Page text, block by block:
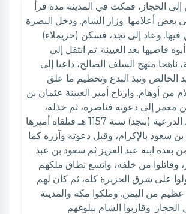
إلى الحجاز، فمكث في المدينة مدة قرأ
بعض أعلامها. وزار الشام. ودخل البصرة
فيها. وعاد إلى نجد، فسكن (حريملاء)
قاضيها بعد العيينة. ثم انتقل إلى
ناهجا منهج السلف الصالح، داعيا إلى
الخالص ونبذ البدع وتحطيم ما علق
من أوهام. وارتاح أمير العيينة عثمان بن
معمر إلى دعوته فناصره، ثم خذله،
فقصد الدرعية (بنجد) سنة 1157 هـ فتلقاه أميرها
سعود بالإكرام، وقبل دعوته وآزره كما
بعده ابنه عبد العزيز ثم سعود بن عبد
وقاتلوا من خلفه، واتسع نطاق ملكهم
على شرق الجزيرة كله، ثم كان لهم
من اليمن. وملكوا مكة والمدينة
الحجاز. وقاربوا الشام ببلوغهم